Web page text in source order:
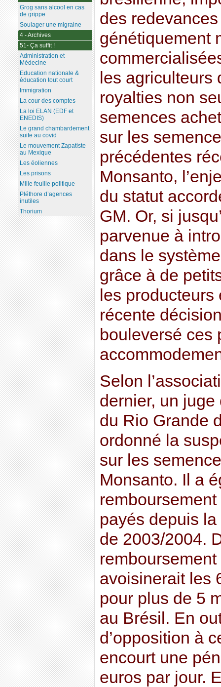
des
génétiquement
les agriculteurs
royalties non
semences
sur les
précédentes
Monsanto,
du statut
GM. Or, si
parvenue à
dans le
grâce à de
les
récente
bouleversé ces
Selon
dernier, un juge
du Rio Grande
ordonné la
sur les
Monsanto. Il a
payés depuis
de 2003/2004.
avoisinerait les
pour plus de 5
au Brésil. En
d’opposition à
encourt une
euros par jour.
Grog sans alcool en cas
de grippe
Soulager une migraine
4 - Archives
51- Ça suffit !
Administration et
Médecine
Education nationale &
éducation tout court
Immigration
La cour des comptes
La loi ELAN (EDF et
ENEDIS)
Le grand chambardement
suite au covid
Le mouvement Zapatiste
au Mexique
Les éoliennes
Les prisons
Mille feuille politique
Pléthore d’agences
inutiles
Thorium